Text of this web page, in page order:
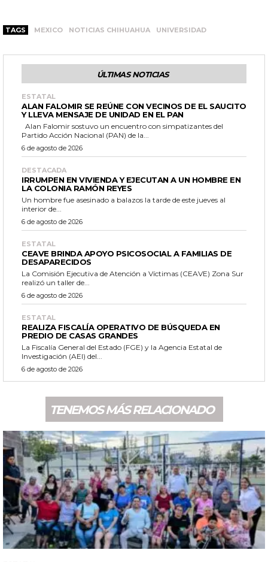
TAGS MEXICO NOTICIAS CHIHUAHUA UNIVERSIDAD
ÚLTIMAS NOTICIAS
ESTATAL
ALAN FALOMIR SE REÚNE CON VECINOS DE EL SAUCITO
Y LLEVA MENSAJE DE UNIDAD EN EL PAN
Partido Acción Nacional (PAN) de la...
6 de agosto de 2026
DESTACADA
IRRUMPEN EN VIVIENDA Y EJECUTAN A UN HOMBRE EN
LA COLONIA RAMÓN REYES
Un hombre fue asesinado a balazos la tarde de este jueves al
interior de...
6 de agosto de 2026
ESTATAL
CEAVE BRINDA APOYO PSICOSOCIAL A FAMILIAS DE
DESAPARECIDOS
La Comisión Ejecutiva de Atención a Víctimas (CEAVE) Zona Sur
realizó un taller de...
6 de agosto de 2026
ESTATAL
REALIZA FISCALÍA OPERATIVO DE BÚSQUEDA EN
PREDIO DE CASAS GRANDES
La Fiscalía General del Estado (FGE) y la Agencia Estatal de
Investigación (AEI) del...
6 de agosto de 2026
TENEMOS MÁS RELACIONADO